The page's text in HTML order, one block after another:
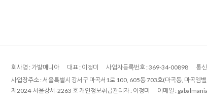
회사명 : 가발매니아 대표 : 이정미 사업자등록번호 : 369-34-00898 통
사업장주소 : 서울특별시 강서구 마곡서1로 100, 605동 703호(마곡동, 마곡엠
제2024-서울강서-2263 호 개인정보취급관리자 : 이정미 이메일 :